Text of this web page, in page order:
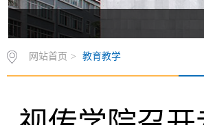
网站首页 > 教育教学